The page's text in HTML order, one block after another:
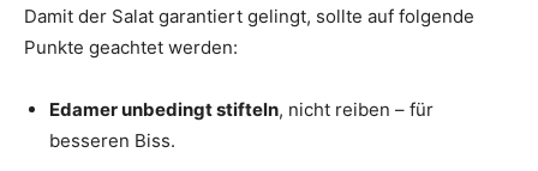
Damit der Salat garantiert gelingt, sollte auf folgende
Punkte geachtet werden:
Edamer unbedingt stifteln, nicht reiben – für
besseren Biss.